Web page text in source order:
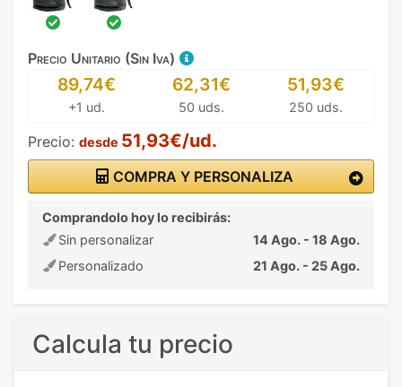
Precio Unitario (Sin Iva)
89,74€
+1 ud.
62,31€
50 uds.
51,93€
250 uds.
Precio: desde 51,93€/ud.
COMPRA Y PERSONALIZA
Comprandolo hoy lo recibirás:
Sin personalizar
14 Ago. - 18 Ago.
Personalizado
21 Ago. - 25 Ago.
Calcula tu precio